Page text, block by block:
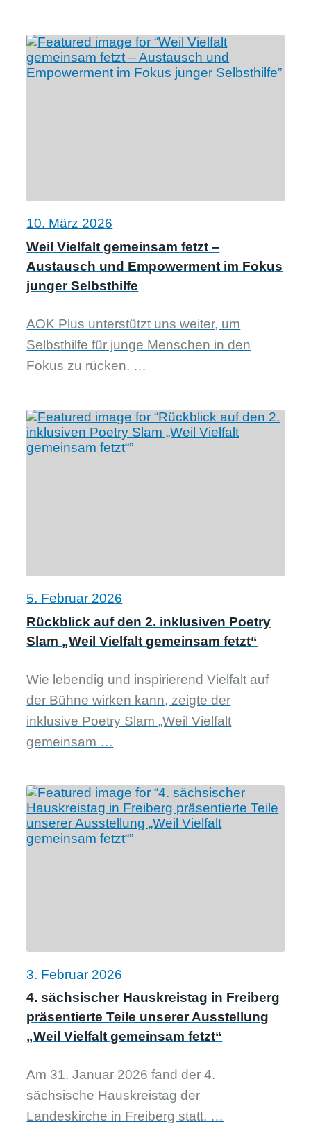
10. März 2026
Weil Vielfalt gemeinsam fetzt –
Austausch und Empowerment im Fokus
junger Selbsthilfe
AOK Plus unterstützt uns weiter, um
Selbsthilfe für junge Menschen in den
Fokus zu rücken. …
5. Februar 2026
Rückblick auf den 2. inklusiven Poetry
Slam „Weil Vielfalt gemeinsam fetzt“
Wie lebendig und inspirierend Vielfalt auf
der Bühne wirken kann, zeigte der
inklusive Poetry Slam „Weil Vielfalt
gemeinsam …
3. Februar 2026
4. sächsischer Hauskreistag in Freiberg
präsentierte Teile unserer Ausstellung
„Weil Vielfalt gemeinsam fetzt“
Am 31. Januar 2026 fand der 4.
sächsische Hauskreistag der
Landeskirche in Freiberg statt. …